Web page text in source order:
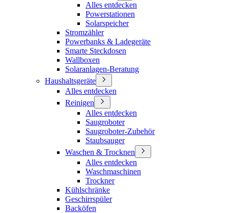
Alles entdecken
Powerstationen
Solarspeicher
Stromzähler
Powerbanks & Ladegeräte
Smarte Steckdosen
Wallboxen
Solaranlagen-Beratung
Haushaltsgeräte
Alles entdecken
Reinigen
Alles entdecken
Saugroboter
Saugroboter-Zubehör
Staubsauger
Waschen & Trocknen
Alles entdecken
Waschmaschinen
Trockner
Kühlschränke
Geschirrspüler
Backöfen